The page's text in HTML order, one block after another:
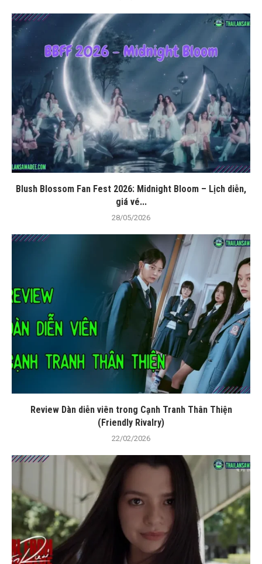
Blush Blossom Fan Fest 2026: Midnight Bloom – Lịch diễn,
giá vé...
28/05/2026
Review Dàn diễn viên trong Cạnh Tranh Thân Thiện
(Friendly Rivalry)
22/02/2026